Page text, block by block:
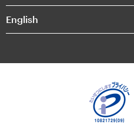
個人情報保護方針
English